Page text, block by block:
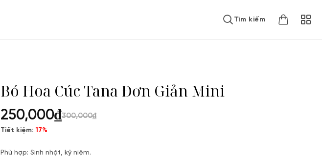
Tìm kiếm
Bó Hoa Cúc Tana Đơn Giản Mini
250,000₫300,000₫
Tiết kiệm:17%
Phù hợp: Sinh nhật, kỷ niệm.